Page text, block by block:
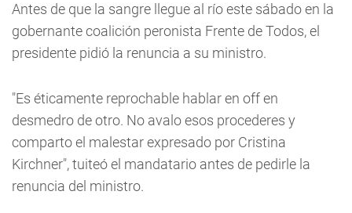
Antes de que la sangre llegue al río este sábado en la
gobernante coalición peronista Frente de Todos, el
presidente pidió la renuncia a su ministro.
"Es éticamente reprochable hablar en off en
desmedro de otro. No avalo esos procederes y
comparto el malestar expresado por Cristina
Kirchner", tuiteó el mandatario antes de pedirle la
renuncia del ministro.